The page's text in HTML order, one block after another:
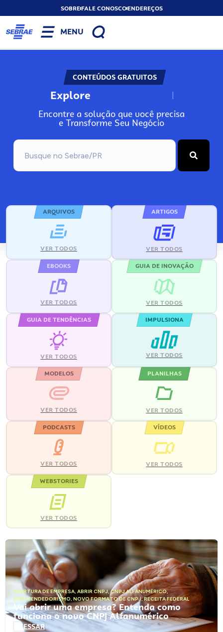
SOBREFALE CONOSCOENDEREÇOS
MENU
CONTEÚDOS GRATUITOS
Explore N
Encontre a solução que você precisa
e Transforme Seu Negócio
ARQUIVOS
VER TODOS
ARTIGOS
VER TODOS
EBOOKS
VER TODOS
GUIA DE INOVAÇÃO
VER TODOS
GUIA DE TENDÊNCIAS
VER TODOS
IMPULSIONA
VER TODOS
MODELOS
VER TODOS
PLANILHAS
VER TODOS
PODCASTS
VER TODOS
VÍDEOS
VER TODOS
WEBSTORIES
VER TODOS
ABERTURA DE EMPRESA, ABRIR CNPJ,CNPJ ALFANUMÉRICO,
EMPREENDEDORISMO, NOVO FORMATO DE CNPJ,RECEITA FEDERAL
Vai abrir uma empresa? Entenda como
funciona o novo CNPJ Alfanumérico
ACESSAR